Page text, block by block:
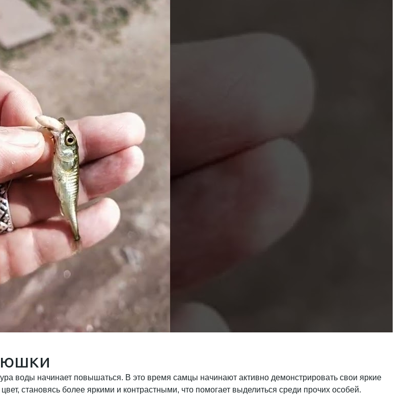
воды начинает повышаться. В это время самцы начинают активно демонстрировать свои яркие
становясь более яркими и контрастными, что помогает выделиться среди прочих особей.